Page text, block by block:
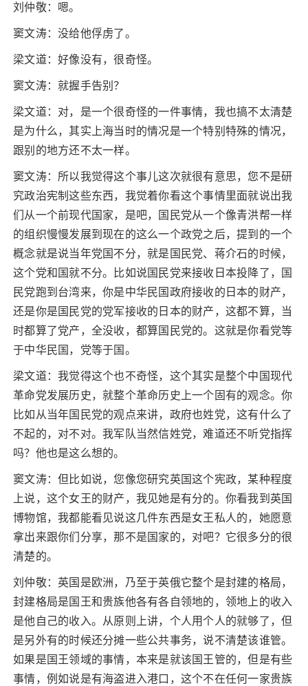
刘仲敬：嗯。
窦文涛：没给他俘虏了。
梁文道：好像没有，很奇怪。
窦文涛：就握手告别？
梁文道：对，是一个很奇怪的一件事情，我也搞不太清楚
是为什么，其实上海当时的情况是一个特别特殊的情况，
跟别的地方还不太一样。
窦文涛：所以我觉得这个事儿这次就很有意思，您不是研
究政治宪制这些东西，我觉着你看这个事情里面就说出我
们从一个前现代国家，是吧，国民党从一个像青洪帮一样
的组织慢慢发展到现在的这么一个政党之后，提到的一个
概念就是说当年党国不分，就是国民党、蒋介石的时候，
这个党和国就不分。比如说国民党来接收日本投降了，国
民党跑到台湾来，你是中华民国政府接收的日本的财产，
还是你是国民党的党军接收的日本的财产，这都不算，当
时都算了党产，全没收，都算国民党的。这就是你看党等
于中华民国，党等于国。
梁文道：我觉得这个也不奇怪，这个其实是整个中国现代
革命党发展历史，就整个革命历史上一个固有的观念。你
比如从当年国民党的观点来讲，政府也姓党，这有什么了
不起的，对不对。我军队当然信姓党，难道还不听党指挥
吗？他也是这么想的。
窦文涛：但比如说，您像您研究英国这个宪政，某种程度
上说，这个女王的财产，我见她是有分的。你看我到英国
博物馆，我都能看见说这几件东西是女王私人的，她愿意
拿出来跟你们分享，那不是国家的，对吧？它很多分的很
清楚的。
刘仲敬：英国是欧洲，乃至于英俄它整个是封建的格局，
封建格局是国王和贵族他各有各自领地的，领地上的收入
是他自己的收入。从原则上讲，个人用个人的就够了，但
是另外有的时候还分摊一些公共事务，说不清楚该谁管。
如果是国王领域的事情，本来是就该国王管的，但是有些
事情，例如说是有海盗进入港口，这个不在任何一家贵族